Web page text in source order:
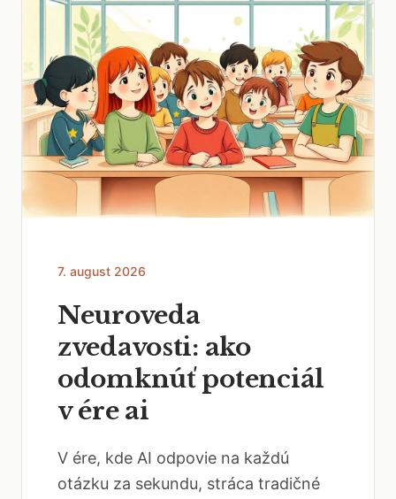
7. august 2026
Neuroveda
zvedavosti: ako
odomknúť potenciál
v ére ai
V ére, kde AI odpovie na každú
otázku za sekundu, stráca tradičné